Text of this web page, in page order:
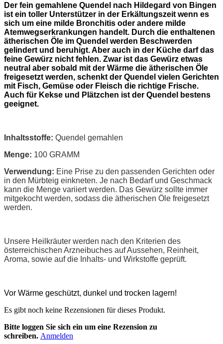
Der fein gemahlene Quendel nach Hildegard von Bingen
ist ein toller Unterstützer in der Erkältungszeit wenn es
sich um eine milde Bronchitis oder andere milde
Atemwegserkrankungen handelt. Durch die enthaltenen
ätherischen Öle im Quendel werden Beschwerden
gelindert und beruhigt. Aber auch in der Küche darf das
feine Gewürz nicht fehlen. Zwar ist das Gewürz etwas
neutral aber sobald mit der Wärme die ätherischen Öle
freigesetzt werden, schenkt der Quendel vielen Gerichten
mit Fisch, Gemüse oder Fleisch die richtige Frische.
Auch für Kekse und Plätzchen ist der Quendel bestens
geeignet.
Inhaltsstoffe: Quendel gemahlen
Menge: 100 GRAMM
Verwendung: Eine Prise zu den passenden Gerichten oder
in den Mürbteig einkneten. Je nach Bedarf und Geschmack
kann die Menge variiert werden. Das Gewürz sollte immer
mitgekocht werden, sodass die ätherischen Öle freigesetzt
werden.
Unsere Heilkräuter werden nach den Kriterien des
österreichischen Arzneibuches auf Aussehen, Reinheit,
Aroma, sowie auf die Inhalts- und Wirkstoffe geprüft.
Vor Wärme geschützt, dunkel und trocken lagern!
Es gibt noch keine Rezensionen für dieses Produkt.
Bitte loggen Sie sich ein um eine Rezension zu
schreiben. Anmelden